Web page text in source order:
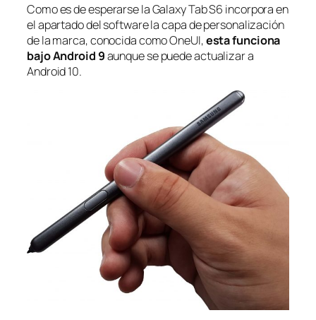
Como es de esperarse la Galaxy Tab S6 incorpora en
el apartado del software la capa de personalización
de la marca, conocida como OneUI,esta funciona
bajo Android 9aunque se puede actualizar a
Android 10.